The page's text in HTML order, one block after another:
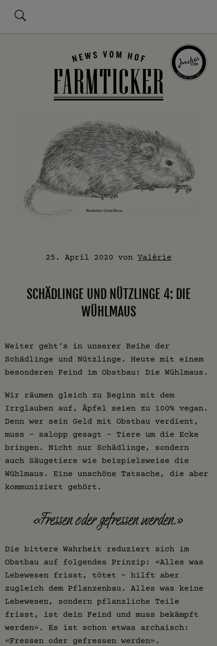
25. April 2020 von Valérie
SCHÄDLINGE UND NÜTZLINGE 4: DIE
WÜHLMAUS
Weiter geht’s in unserer Reihe der
Schädlinge und Nützlinge. Heute mit einem
besonderen Feind im Obstbau: Die Wühlmaus.
Wir räumen gleich zu Beginn mit dem
Irrglauben auf, Äpfel seien zu 100% vegan.
Denn wer sein Geld mit Obstbau verdient,
muss - salopp gesagt - Tiere um die Ecke
bringen. Nicht nur Schädlinge, sondern
auch Säugetiere wie beispielsweise die
Wühlmaus. Eine unschöne Tatsache, die aber
kommuniziert gehört.
«Fressen oder gefressen werden.»
Die bittere Wahrheit reduziert sich im
Obstbau auf folgendes Prinzip: «Alles was
Lebewesen frisst, tötet - hilft aber
zugleich dem Pflanzenbau. Alles was keine
Lebewesen, sondern pflanzliche Teile
frisst, ist dein Feind und muss bekämpft
werden». Es ist schon etwas archaisch:
«Fressen oder gefressen werden».